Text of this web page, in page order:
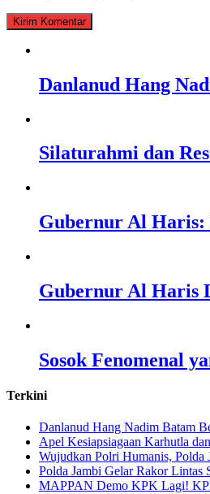
Danlanud Hang
Silaturahmi dan
Gubernur Al Haris:
Gubernur Al Haris
Sosok Fenomenal
Terkini
Danlanud Hang Nadim Batam
Apel Kesiapsiagaan Karhutla
Wujudkan Polri Humanis, Polda
Polda Jambi Gelar Rakor Lintas
‎MAPPAN Demo KPK Lagi!